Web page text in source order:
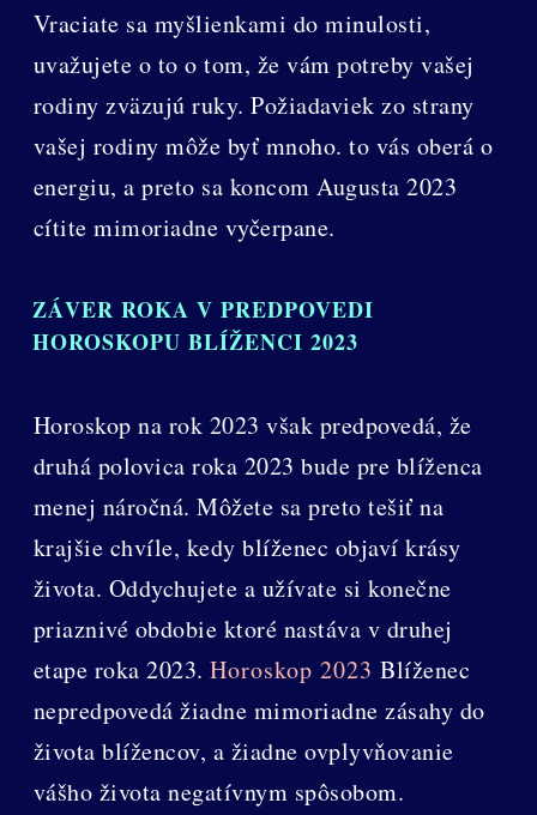
Vraciate sa myšlienkami do minulosti,
uvažujete o to o tom, že vám potreby vašej
rodiny zväzujú ruky. Požiadaviek zo strany
vašej rodiny môže byť mnoho. to vás oberá o
energiu, a preto sa koncom Augusta 2023
cítite mimoriadne vyčerpane.
ZÁVER ROKA V PREDPOVEDI
HOROSKOPU BLÍŽENCI 2023
Horoskop na rok 2023 však predpovedá, že
druhá polovica roka 2023 bude pre blíženca
menej náročná. Môžete sa preto tešiť na
krajšie chvíle, kedy blíženec objaví krásy
života. Oddychujete a užívate si konečne
priaznivé obdobie ktoré nastáva v druhej
etape roka 2023.Horoskop 2023Blíženec
nepredpovedá žiadne mimoriadne zásahy do
života blížencov, a žiadne ovplyvňovanie
vášho života negatívnym spôsobom.